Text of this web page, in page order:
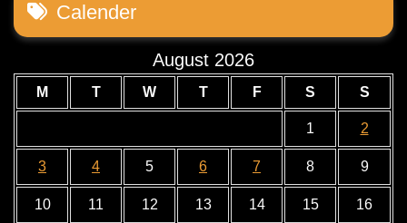
Calender
August 2026
M T W T F S S
1 2
3 4 5 6 7 8 9
10 11 12 13 14 15 16